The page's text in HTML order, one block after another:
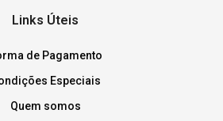
Links Úteis
de Pagamento
Especiais
Quem somos